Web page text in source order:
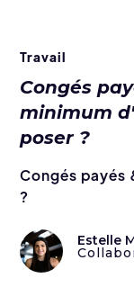
Travail
Congés
minimum
poser ?
Congés
?
Estelle